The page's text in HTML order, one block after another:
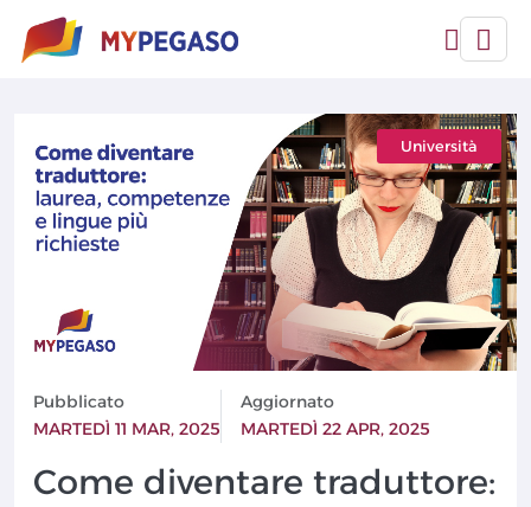
Università
Pubblicato
MARTEDÌ 11 MAR, 2025
Aggiornato
MARTEDÌ 22 APR, 2025
Come diventare traduttore: